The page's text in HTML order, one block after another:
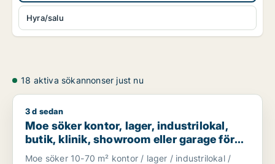
Hyra/salu
18 aktiva sökannonser just nu
Moe söker kontor, lager, industrilokal, butik, klinik,
3 d sedan
Moe söker kontor, lager, industrilokal,
butik, klinik, showroom eller garage för
uthyrning i Stockholm
Moe söker 10-70 m² kontor / lager / industrilokal /